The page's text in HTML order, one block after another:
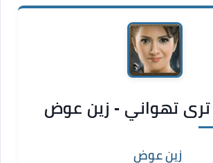
ترى تهواني - زين عوض
زين عوض